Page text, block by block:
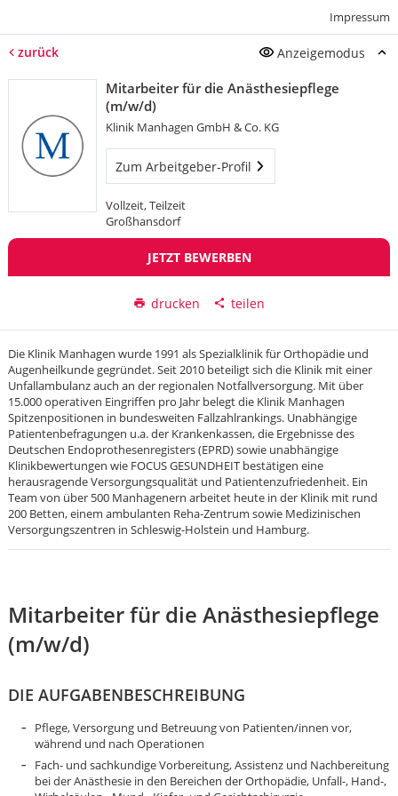
Impressum
zurück Anzeigemodus
Mitarbeiter für die Anästhesiepflege
(m/w/d)
Klinik Manhagen GmbH & Co. KG
Zum Arbeitgeber-Profil
Vollzeit, Teilzeit
Großhansdorf
JETZT BEWERBEN
drucken teilen
Die Klinik Manhagen wurde 1991 als Spezialklinik für Orthopädie und
Augenheilkunde gegründet. Seit 2010 beteiligt sich die Klinik mit einer
Unfallambulanz auch an der regionalen Notfallversorgung. Mit über
15.000 operativen Eingriffen pro Jahr belegt die Klinik Manhagen
Spitzenpositionen in bundesweiten Fallzahlrankings. Unabhängige
Patientenbefragungen u.a. der Krankenkassen, die Ergebnisse des
Deutschen Endoprothesenregisters (EPRD) sowie unabhängige
Klinikbewertungen wie FOCUS GESUNDHEIT bestätigen eine
herausragende Versorgungsqualität und Patientenzufriedenheit. Ein
Team von über 500 Manhagenern arbeitet heute in der Klinik mit rund
200 Betten, einem ambulanten Reha-Zentrum sowie Medizinischen
Versorgungszentren in Schleswig-Holstein und Hamburg.
Mitarbeiter für die Anästhesiepflege
(m/w/d)
DIE AUFGABENBESCHREIBUNG
Pflege, Versorgung und Betreuung von Patienten/innen vor,
während und nach Operationen
Fach- und sachkundige Vorbereitung, Assistenz und Nachbereitung
bei der Anästhesie in den Bereichen der Orthopädie, Unfall-, Hand-,
Karte anzeigen